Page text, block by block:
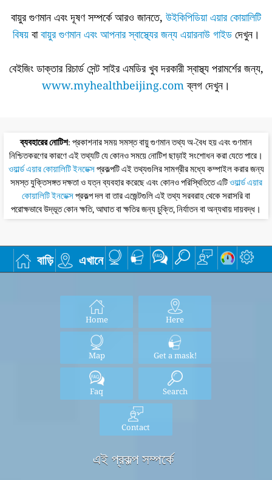
বায়ুর গুণমান এবং দূষণ সম্পর্কে আরও জানতে, উইকিপিডিয়া এয়ার কোয়ালিটি
বিষয়বাবায়ুর গুণমান এবং আপনার স্বাস্থ্যের জন্য এয়ারনাউ গাইডদেখুন।
বেইজিং ডাক্তার রিচার্ড সেন্ট সাইর এমডির খুব দরকারী স্বাস্থ্য পরামর্শের জন্য,
www.myhealthbeijing.comব্লগ দেখুন।
ব্যবহারের নোটিশ: প্রকাশনার সময় সমস্ত বায়ু গুণমান তথ্য অ-বৈধ হয় এবং গুণমান
নিশ্চিতকরণের কারণে এই তথ্যটি যে কোনও সময়ে নোটিশ ছাড়াই সংশোধন করা যেতে পারে।
ওয়ার্ল্ড এয়ার কোয়ালিটি ইনডেক্সপ্রকল্পটি এই তথ্যগুলির সামগ্রীর মধ্যে কম্পাইল করার জন্য
সমস্ত যুক্তিসঙ্গত দক্ষতা ও যত্ন ব্যবহার করেছে এবং কোনও পরিস্থিতিতে এটিওয়ার্ল্ড এয়ার
কোয়ালিটি ইনডেক্সপ্রকল্প দল বা তার এজেন্টগুলি এই তথ্য সরবরাহ থেকে সরাসরি বা
পরোক্ষভাবে উদ্ভূত কোন ক্ষতি, আঘাত বা ক্ষতির জন্য চুক্তি, নির্যাতন বা অন্যথায় দায়বদ্ধ।
বাড়ি এখানে
Home Here
Map Get a mask!
Faq Search
Contact
এই প্রকল্প সম্পর্কে